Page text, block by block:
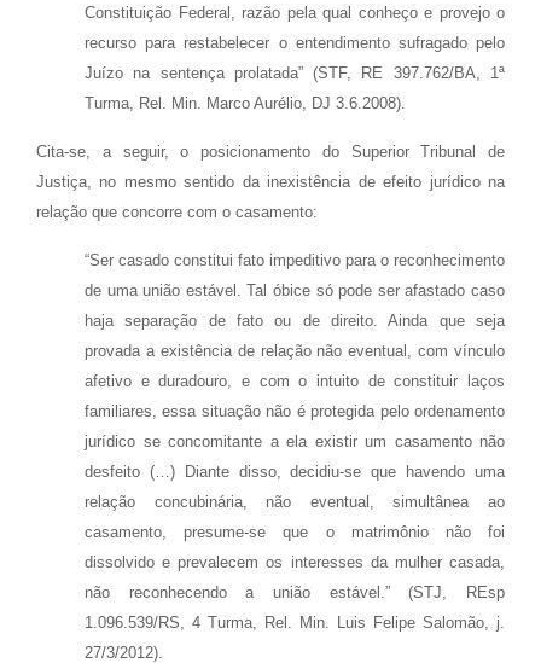
Constituição Federal, razão pela qual conheço e provejo o
recurso para restabelecer o entendimento sufragado pelo
Juízo na sentença prolatada” (STF, RE 397.762/BA, 1ª
Turma, Rel. Min. Marco Aurélio, DJ 3.6.2008).
Cita-se, a seguir, o posicionamento do Superior Tribunal de
Justiça, no mesmo sentido da inexistência de efeito jurídico na
relação que concorre com o casamento:
“Ser casado constitui fato impeditivo para o reconhecimento
de uma união estável. Tal óbice só pode ser afastado caso
haja separação de fato ou de direito. Ainda que seja
provada a existência de relação não eventual, com vínculo
afetivo e duradouro, e com o intuito de constituir laços
familiares, essa situação não é protegida pelo ordenamento
jurídico se concomitante a ela existir um casamento não
desfeito (…) Diante disso, decidiu-se que havendo uma
relação concubinária, não eventual, simultânea ao
casamento, presume-se que o matrimônio não foi
dissolvido e prevalecem os interesses da mulher casada,
não reconhecendo a união estável.” (STJ, REsp
1.096.539/RS, 4 Turma, Rel. Min. Luis Felipe Salomão, j.
27/3/2012).